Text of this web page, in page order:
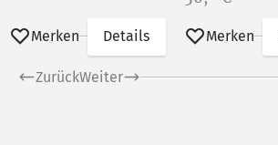
Merken Details Merken
ZurückWeiter